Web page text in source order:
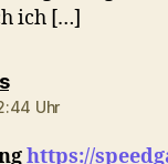
ich […]
sagt:
Uhr
https://